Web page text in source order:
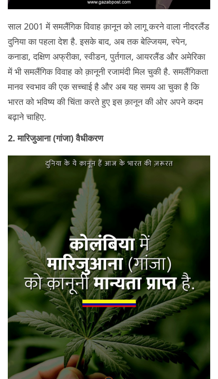
साल 2001 में समलैंगिक विवाह क़ानून को लागू करने वाला नीदरलैंड
दुनिया का पहला देश है. इसके बाद, अब तक बेल्जियम, स्पेन,
कनाडा, दक्षिण अफ्रीका, स्वीडन, पुर्तगाल, आयरलैंड और अमेरिका
में भी समलैंगिक विवाह को क़ानूनी रजामंदी मिल चुकी है. समलैंगिकता
मानव स्वभाव की एक सच्चाई है और अब यह समय आ चुका है कि
भारत को भविष्य की चिंता करते हुए इस क़ानून की ओर अपने कदम
बढ़ाने चाहिए.
2. मारिजुआना (गांजा) वैधीकरण